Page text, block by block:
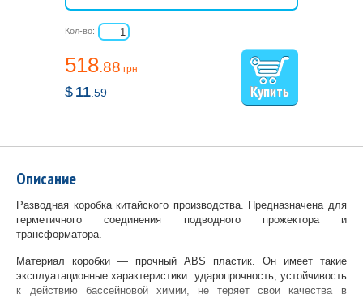
518.88 грн
$ 11 .59
Кол-во:
Описание
Разводная коробка китайского производства. Предназначена для
герметичного соединения подводного прожектора и
трансформатора.
Материал коробки — прочный ABS пластик. Он имеет такие
эксплуатационные характеристики: ударопрочность, устойчивость
к действию бассейновой химии, не теряет свои качества в